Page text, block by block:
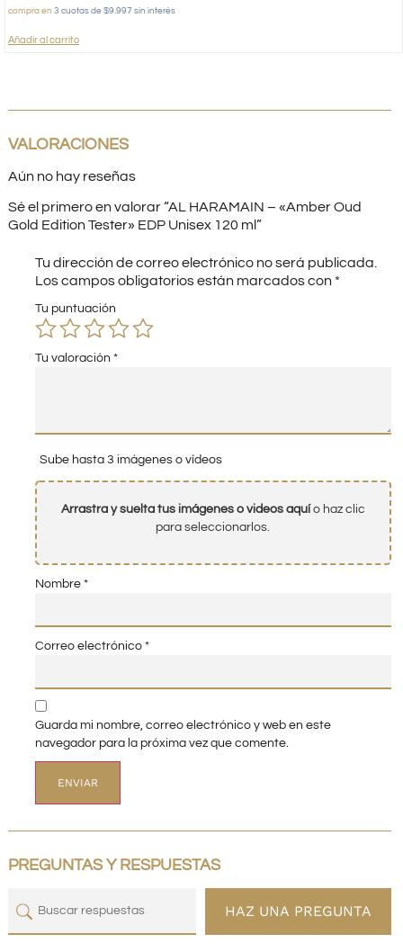
compra en 3 cuotas de $9.997 sin interés
Añadir al carrito
VALORACIONES
Aún no hay reseñas
Sé el primero en valorar “AL HARAMAIN – «Amber Oud
Gold Edition Tester» EDP Unisex 120 ml”
Tu dirección de correo electrónico no será publicada.
Los campos obligatorios están marcados con *
Tu puntuación
Tu valoración *
Sube hasta 3 imágenes o vídeos
Arrastra y suelta tus imágenes o videos aquío haz clic
para seleccionarlos.
Nombre *
Correo electrónico *
Guarda mi nombre, correo electrónico y web en este
navegador para la próxima vez que comente.
PREGUNTAS Y RESPUESTAS
HAZ UNA PREGUNTA